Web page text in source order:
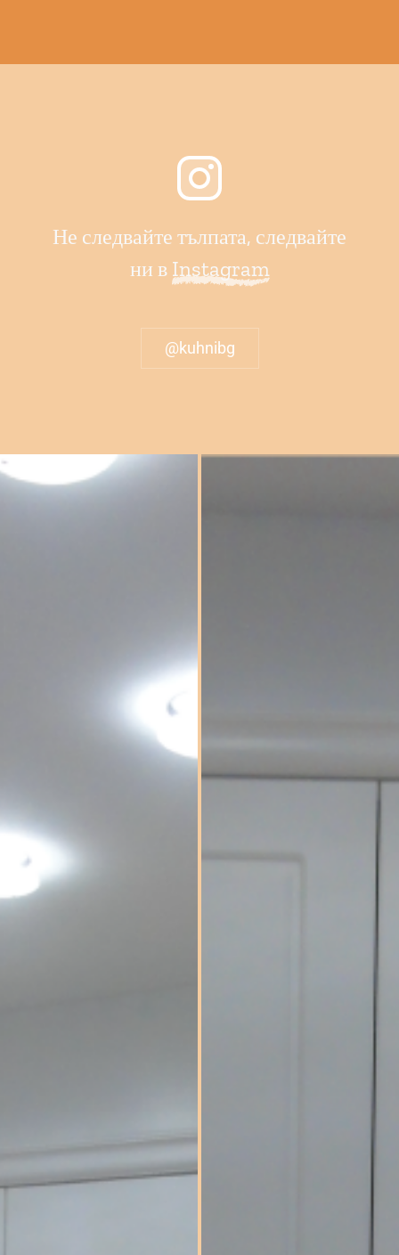
Не следвайте тълпата, следвайте
ни в Instagram
@kuhnibg